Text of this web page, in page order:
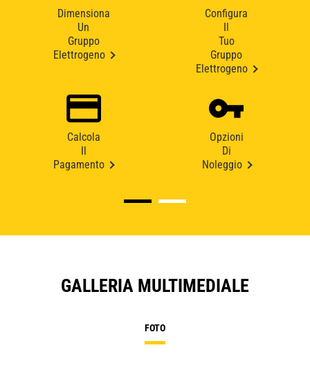
Dimensiona
Un
Gruppo
Elettrogeno
Configura
Tuo
Gruppo
Elettrogeno
Calcola
Pagamento
Opzioni
Di
Noleggio
GALLERIA MULTIMEDIALE
FOTO